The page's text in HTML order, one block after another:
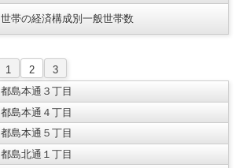
世帯の経済構成別一般世帯数
1 2
3
都島本通３丁目
都島本通４丁目
都島本通５丁目
都島北通１丁目